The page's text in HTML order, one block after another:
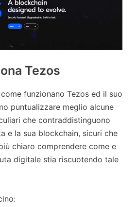
Tezos
funzionano Tezos ed il suo
puntualizzare meglio alcune
che contraddistinguono
e la sua blockchain, sicuri che
chiaro comprendere come e
digitale stia riscuotendo tale